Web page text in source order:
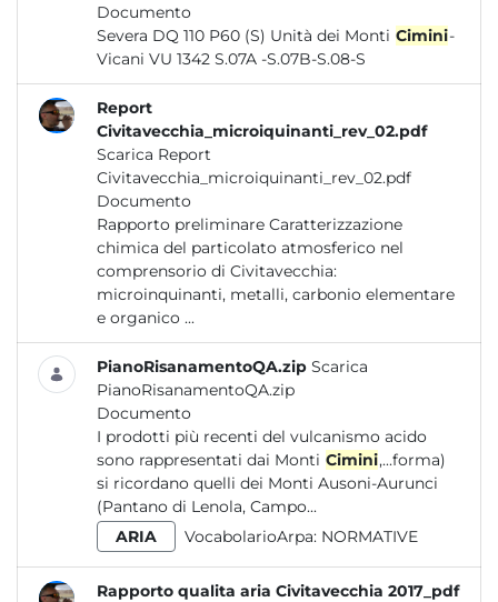
Documento
Severa DQ 110 P60 (S) Unità dei Monti Cimini-
Vicani VU 1342 S.07A -S.07B-S.08-S
Report
Civitavecchia_microiquinanti_rev_02.pdf
Scarica Report
Civitavecchia_microiquinanti_rev_02.pdf
Documento
Rapporto preliminare Caratterizzazione
chimica del particolato atmosferico nel
comprensorio di Civitavecchia:
microinquinanti, metalli, carbonio elementare
e organico ...
PianoRisanamentoQA.zip Scarica
PianoRisanamentoQA.zip
Documento
I prodotti più recenti del vulcanismo acido
sono rappresentati dai Monti Cimini,...forma)
si ricordano quelli dei Monti Ausoni-Aurunci
(Pantano di Lenola, Campo...
ARIA
VocabolarioArpa: NORMATIVE
Rapporto qualita aria Civitavecchia 2017_pdf